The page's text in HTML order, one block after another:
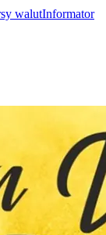
walutInformator